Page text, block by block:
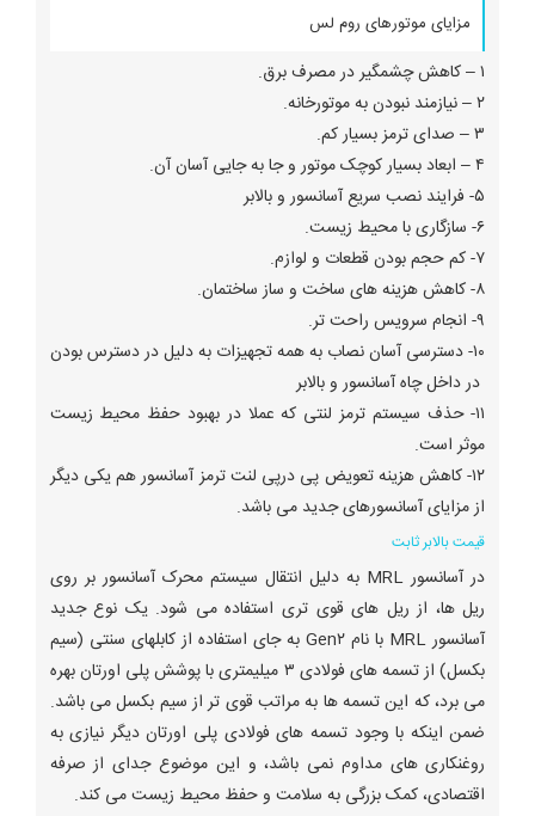
مزایای موتورهای روم لس
۱ – کاهش چشمگیر در مصرف برق.
۲ – نیازمند نبودن به موتورخانه.
۳ – صدای ترمز بسیار کم.
۴ – ابعاد بسیار کوچک موتور و جا به جایی آسان آن.
۵- فرایند نصب سریع آسانسور و بالابر
۶- سازگاری با محیط زیست.
۷- کم حجم بودن قطعات و لوازم.
۸- کاهش هزینه های ساخت و ساز ساختمان.
۹- انجام سرویس راحت تر.
۱۰- دسترسی آسان نصاب به همه تجهیزات به دلیل در دسترس بودن
در داخل چاه آسانسور و بالابر
۱۱- حذف سیستم ترمز لنتی که عملا در بهبود حفظ محیط زیست
موثر است.
۱۲- کاهش هزینه تعویض پی درپی لنت ترمز آسانسور هم یکی دیگر
از مزایای آسانسورهای جدید می باشد.
قیمت بالابر ثابت
در آسانسور MRL به دلیل انتقال سیستم محرک آسانسور بر روی
ریل ها، از ریل های قوی تری استفاده می شود. یک نوع جدید
آسانسور MRL با نام Gen۲ به جای استفاده از کابلهای سنتی (سیم
بکسل) از تسمه های فولادی ۳ میلیمتری با پوشش پلی اورتان بهره
می برد، که این تسمه ها به مراتب قوی تر از سیم بکسل می باشد.
ضمن اینکه با وجود تسمه های فولادی پلی اورتان دیگر نیازی به
روغنکاری های مداوم نمی باشد، و این موضوع جدای از صرفه
اقتصادی، کمک بزرگی به سلامت و حفظ محیط زیست می کند.